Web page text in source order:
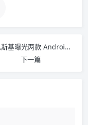
卡巴斯基曝光两款 Android 恶意软件 可控制用户 Facebook 账户
下一篇